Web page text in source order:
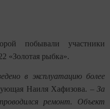
побывали участники
«Золотая рыбка».
в эксплуатацию более
Наиля Хафизова. – За
ремонт. Объект